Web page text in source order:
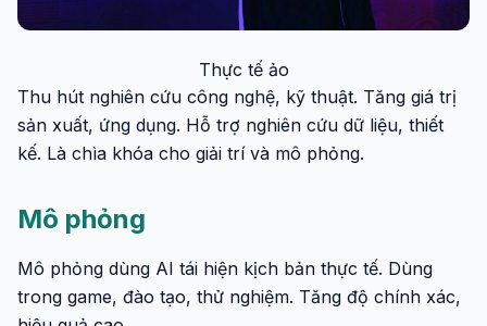
Thực tế ảo
Thu hút nghiên cứu công nghệ, kỹ thuật. Tăng giá trị
sản xuất, ứng dụng. Hỗ trợ nghiên cứu dữ liệu, thiết
kế. Là chìa khóa cho giải trí và mô phỏng.
Mô phỏng
Mô phỏng dùng AI tái hiện kịch bản thực tế. Dùng
trong game, đào tạo, thử nghiệm. Tăng độ chính xác,